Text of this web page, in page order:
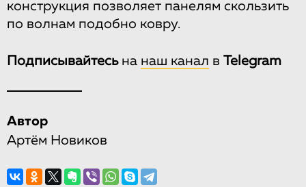
конструкция позволяет панелям скользить
по волнам подобно ковру.
Подписывайтесьна наш канал в Telegram
Автор
Артём Новиков